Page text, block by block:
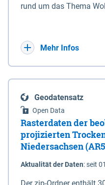
vor Sturmfluten, zu
Eigenschaft eines
die Deichbehörde durch
rund um das Thema
sowie Status der
laufenden Monitoringjahr.
Mehr Infos
Geodatensatz
Open Data
Rasterdaten der
projizierten
Niedersachsen
Aktualität der Daten:seit